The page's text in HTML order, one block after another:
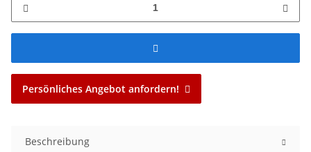
Persönliches Angebot anfordern!
Beschreibung